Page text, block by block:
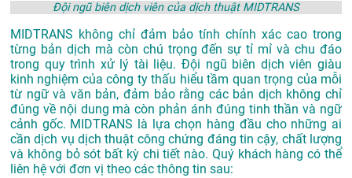
Đội ngũ biên dịch viên của dịch thuật MIDTRANS
MIDTRANS không chỉ đảm bảo tính chính xác cao trong
từng bản dịch mà còn chú trọng đến sự tỉ mỉ và chu đáo
trong quy trình xử lý tài liệu. Đội ngũ biên dịch viên giàu
kinh nghiệm của công ty thấu hiểu tầm quan trọng của mỗi
từ ngữ và văn bản, đảm bảo rằng các bản dịch không chỉ
đúng về nội dung mà còn phản ánh đúng tinh thần và ngữ
cảnh gốc. MIDTRANS là lựa chọn hàng đầu cho những ai
cần dịch vụ dịch thuật công chứng đáng tin cậy, chất lượng
và không bỏ sót bất kỳ chi tiết nào. Quý khách hàng có thể
liên hệ với đơn vị theo các thông tin sau: